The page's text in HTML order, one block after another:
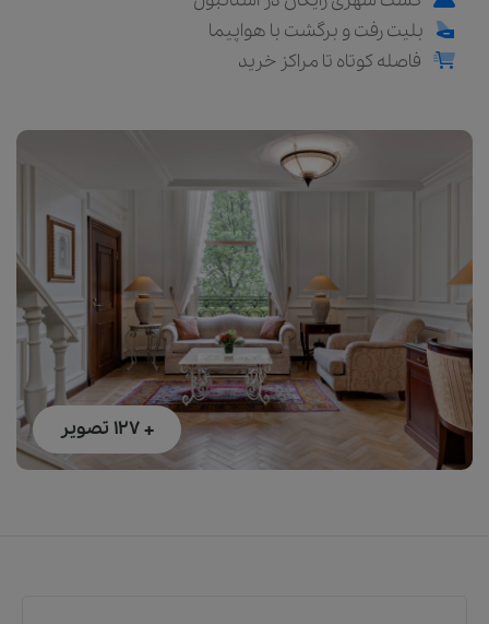
بلیت رفت و برگشت با هواپیما
فاصله کوتاه تا مراکز خرید
+ 127 تصویر